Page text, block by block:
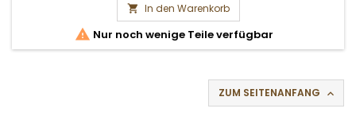
 In den Warenkorb
 Nur noch wenige Teile verfügbar
ZUM SEITENANFANG 